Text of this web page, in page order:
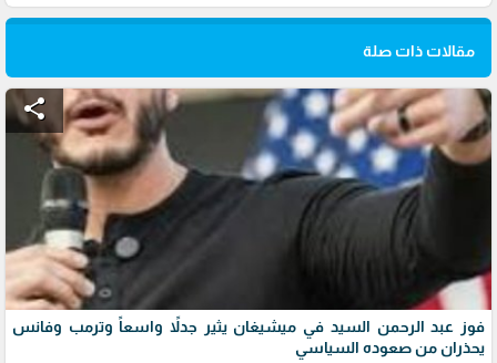
مقالات ذات صلة
share
فوز عبد الرحمن السيد في ميشيغان يثير جدلاً واسعاً وترمب وفانس
يحذران من صعوده السياسي